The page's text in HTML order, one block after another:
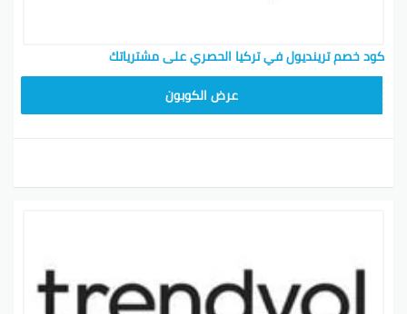
كود خصم ترينديول في تركيا الحصري على مشترياتك
عرض الكوبون